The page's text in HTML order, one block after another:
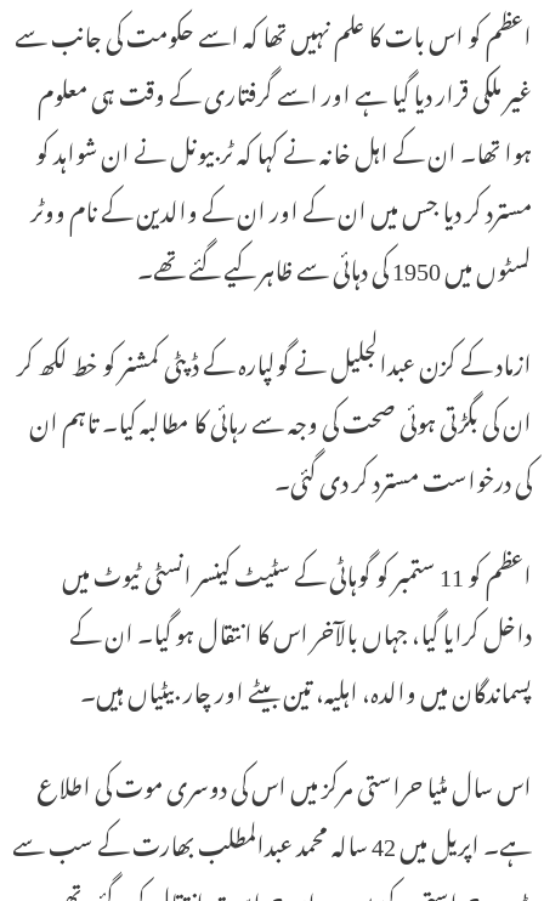
اعظم کو اس بات کا علم نہیں تھا کہ اسے حکومت کی جانب سے
غیر ملکی قرار دیا گیا ہے اور اسے گرفتاری کے وقت ہی معلوم
ہوا تھا۔ ان کے اہل خانہ نے کہا کہ ٹربیونل نے ان شواہد کو
مسترد کر دیا جس میں ان کے اور ان کے والدین کے نام ووٹر
لسٹوں میں 1950 کی دہائی سے ظاہر کیے گئے تھے۔
ازماد کے کزن عبدالجلیل نے گولپارہ کے ڈپٹی کمشنر کو خط لکھ کر
ان کی بگڑتی ہوئی صحت کی وجہ سے رہائی کا مطالبہ کیا۔ تاہم ان
کی درخواست مسترد کر دی گئی۔
اعظم کو 11 ستمبر کو گوہاٹی کے سٹیٹ کینسر انسٹی ٹیوٹ میں
داخل کرایا گیا، جہاں بالآخر اس کا انتقال ہو گیا۔ ان کے
پسماندگان میں والدہ، اہلیہ، تین بیٹے اور چار بیٹیاں ہیں۔
اس سال مٹیا حراستی مرکز میں اس کی دوسری موت کی اطلاع
ہے۔ اپریل میں 42 سالہ محمد عبدالمطلب بھارت کے سب سے